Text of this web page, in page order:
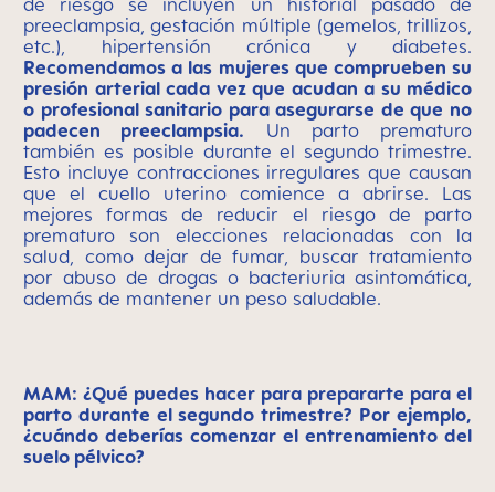
de riesgo se incluyen un historial pasado de
preeclampsia, gestación múltiple (gemelos, trillizos,
etc.), hipertensión crónica y diabetes.
Recomendamos a las mujeres que comprueben su
presión arterial cada vez que acudan a su médico
o profesional sanitario para asegurarse de que no
padecen preeclampsia. Un parto prematuro
también es posible durante el segundo trimestre.
Esto incluye contracciones irregulares que causan
que el cuello uterino comience a abrirse. Las
mejores formas de reducir el riesgo de parto
prematuro son elecciones relacionadas con la
salud, como dejar de fumar, buscar tratamiento
por abuso de drogas o bacteriuria asintomática,
además de mantener un peso saludable.
MAM: ¿Qué puedes hacer para prepararte para el
parto durante el segundo trimestre? Por ejemplo,
¿cuándo deberías comenzar el entrenamiento del
suelo pélvico?